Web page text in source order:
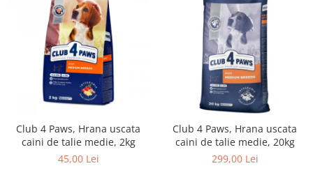
Club 4 Paws, Hrana uscata
caini de talie medie, 2kg
45,00 Lei
Club 4 Paws, Hrana uscata
caini de talie medie, 20kg
299,00 Lei